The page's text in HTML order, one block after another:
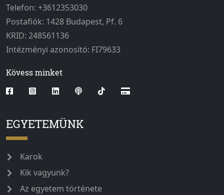
Telefon: +3612353030
Postafiók: 1428 Budapest, Pf. 6
KRID: 248561136
Intézményi azonosító: FI79633
Kövess minket
EGYETEMÜNK
Karok
Kik vagyunk?
Az egyetem története